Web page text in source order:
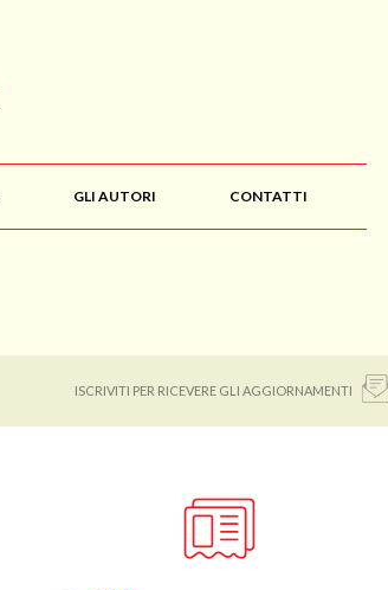
GLI AUTORI CONTATTI
ISCRIVITI PER RICEVERE GLI AGGIORNAMENTI